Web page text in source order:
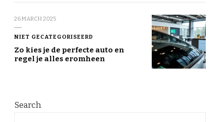
26 MARCH 2025
NIET GECATEGORISEERD
Zo kies je de perfecte auto en
regel je alles eromheen
Search